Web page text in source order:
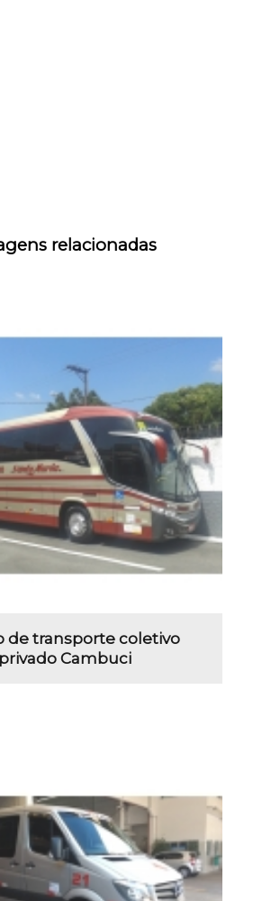
relacionadas
de transporte coletivo
privado Cambuci